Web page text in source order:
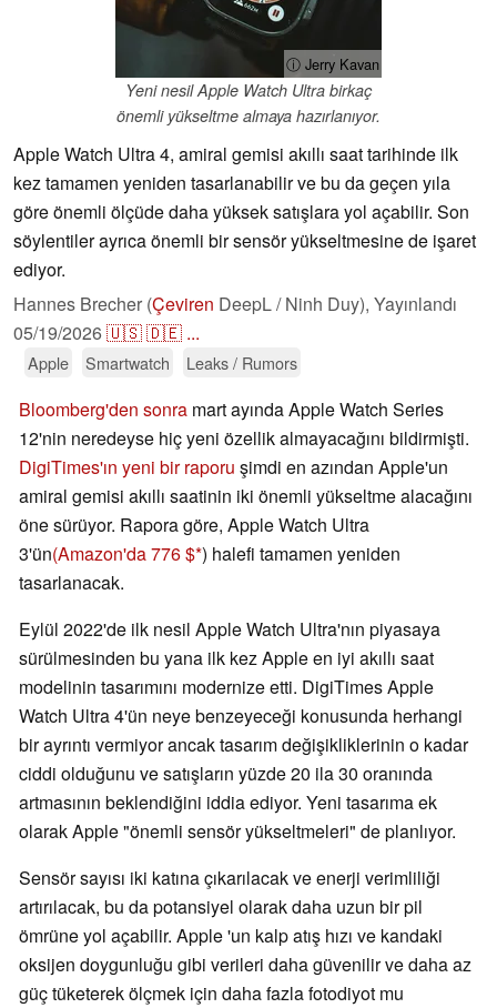
ⓘ Jerry Kavan
Yeni nesil Apple Watch Ultra birkaç
önemli yükseltme almaya hazırlanıyor.
Apple Watch Ultra 4, amiral gemisi akıllı saat tarihinde ilk
kez tamamen yeniden tasarlanabilir ve bu da geçen yıla
göre önemli ölçüde daha yüksek satışlara yol açabilir. Son
söylentiler ayrıca önemli bir sensör yükseltmesine de işaret
ediyor.
Hannes Brecher (Çeviren DeepL / Ninh Duy), Yayınlandı
05/19/2026🇺🇸🇩🇪 ...
Apple Smartwatch Leaks / Rumors
Bloomberg'den sonra mart ayında Apple Watch Series
12'nin neredeyse hiç yeni özellik almayacağını bildirmişti.
DigiTimes'ın yeni bir raporu şimdi en azından Apple'un
amiral gemisi akıllı saatinin iki önemli yükseltme alacağını
öne sürüyor. Rapora göre, Apple Watch Ultra
3'ün(Amazon'da 776 $ ) halefi tamamen yeniden
tasarlanacak.
Eylül 2022'de ilk nesil Apple Watch Ultra'nın piyasaya
sürülmesinden bu yana ilk kez Apple en iyi akıllı saat
modelinin tasarımını modernize etti. DigiTimes Apple
Watch Ultra 4'ün neye benzeyeceği konusunda herhangi
bir ayrıntı vermiyor ancak tasarım değişikliklerinin o kadar
ciddi olduğunu ve satışların yüzde 20 ila 30 oranında
artmasının beklendiğini iddia ediyor. Yeni tasarıma ek
olarak Apple "önemli sensör yükseltmeleri" de planlıyor.
Sensör sayısı iki katına çıkarılacak ve enerji verimliliği
artırılacak, bu da potansiyel olarak daha uzun bir pil
ömrüne yol açabilir. Apple 'un kalp atış hızı ve kandaki
oksijen doygunluğu gibi verileri daha güvenilir ve daha az
güç tüketerek ölçmek için daha fazla fotodiyot mu